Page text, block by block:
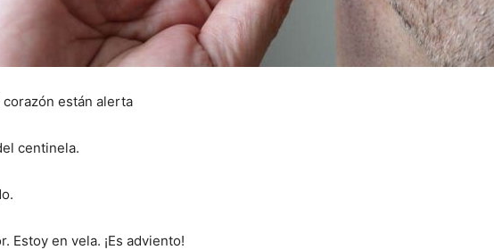
están alerta
centinela.
Estoy en vela. ¡Es adviento!